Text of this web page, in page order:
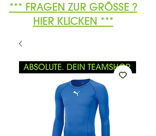
*** FRAGEN ZUR GRÖSSE ?
HIER KLICKEN ***